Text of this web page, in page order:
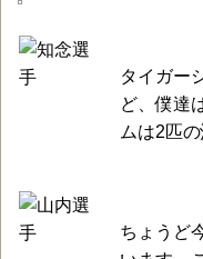
タイガー
ど、僕達
ムは2匹
ちょうど